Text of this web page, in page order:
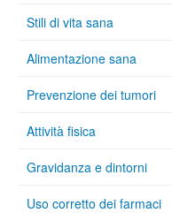
Stili di vita sana
Alimentazione sana
Prevenzione dei tumori
Attività fisica
Gravidanza e dintorni
Uso corretto dei farmaci